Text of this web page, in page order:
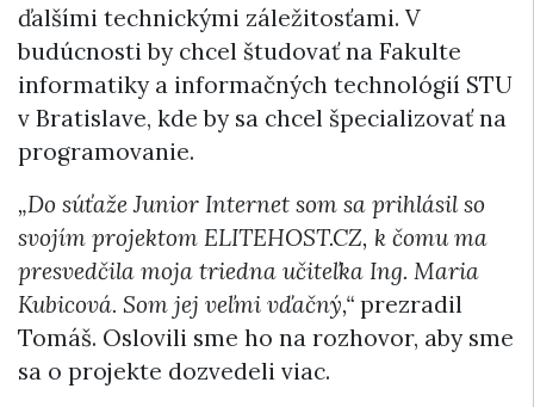
ďalšími technickými záležitosťami. V
budúcnosti by chcel študovať na Fakulte
informatiky a informačných technológií STU
v Bratislave, kde by sa chcel špecializovať na
programovanie.
„Do súťaže Junior Internet som sa prihlásil so
svojím projektom ELITEHOST.CZ, k čomu ma
presvedčila moja triedna učiteľka Ing. Maria
Kubicová. Som jej veľmi vďačný,“ prezradil
Tomáš. Oslovili sme ho na rozhovor, aby sme
sa o projekte dozvedeli viac.